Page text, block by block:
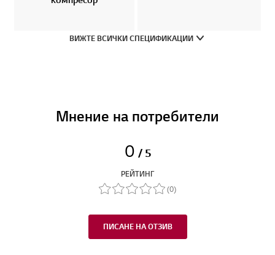
ВИЖТЕ ВСИЧКИ СПЕЦИФИКАЦИИ
Мнение на потребители
0 / 5
РЕЙТИНГ
(0)
ПИСАНЕ НА ОТЗИВ